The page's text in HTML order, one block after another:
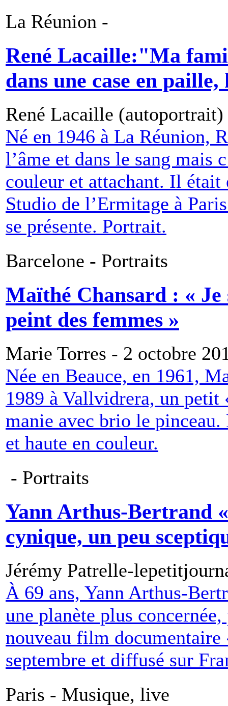
La Réunion -
René Lacaille:"Ma
dans une case en
René Lacaille
Né en 1946 à La Réunion,
l’âme et dans le sang mais
couleur et attachant. Il était
Studio de l’Ermitage à
se présente. Portrait.
Barcelone - Portraits
Maïthé Chansard : «
peint des femmes »
Marie Torres - 2 octobre
Née en Beauce, en 1961,
1989 à Vallvidrera, un
manie avec brio le
et haute en couleur.
- Portraits
Yann Arthus-Bertrand
cynique, un peu
Jérémy Patrelle-
À 69 ans, Yann Arthus-
une planète plus
nouveau film documentaire
septembre et diffusé sur
Paris - Musique, live